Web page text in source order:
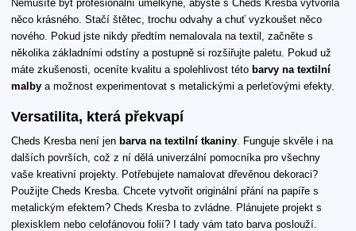
Nemusíte být profesionální umělkyně, abyste s Cheds Kresba vytvořila
něco krásného. Stačí štětec, trochu odvahy a chuť vyzkoušet něco
nového. Pokud jste nikdy předtím nemalovala na textil, začněte s
několika základními odstíny a postupně si rozšiřujte paletu. Pokud už
máte zkušenosti, oceníte kvalitu a spolehlivost této barvy na textilní
malby a možnost experimentovat s metalickými a perleťovými efekty.
Versatilita, která překvapí
Cheds Kresba není jen barva na textilní tkaniny . Funguje skvěle i na
dalších površích, což z ní dělá univerzální pomocníka pro všechny
vaše kreativní projekty. Potřebujete namalovat dřevěnou dekoraci?
Použijte Cheds Kresba. Chcete vytvořit originální přání na papíře s
metalickým efektem? Cheds Kresba to zvládne. Plánujete projekt s
plexisklem nebo celofánovou folií? I tady vám tato barva poslouží.